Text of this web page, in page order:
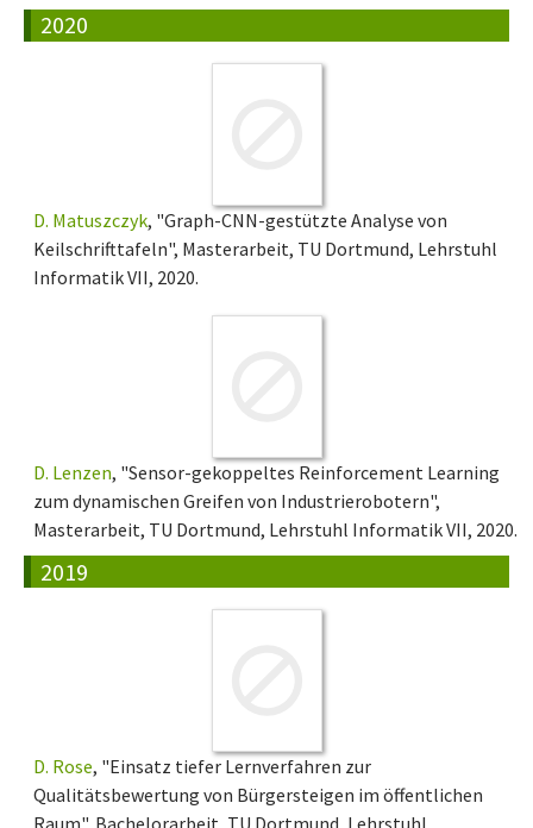
2020
D. Matuszczyk, "Graph-CNN-gestützte Analyse von
Keilschrifttafeln", Masterarbeit, TU Dortmund, Lehrstuhl
Informatik VII, 2020.
D. Lenzen, "Sensor-gekoppeltes Reinforcement Learning
zum dynamischen Greifen von Industrierobotern",
Masterarbeit, TU Dortmund, Lehrstuhl Informatik VII, 2020.
2019
D. Rose, "Einsatz tiefer Lernverfahren zur
Qualitätsbewertung von Bürgersteigen im öffentlichen